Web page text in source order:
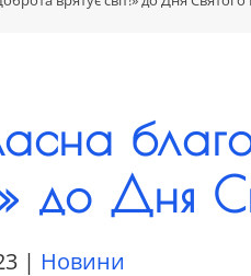
до Дня
| Новини